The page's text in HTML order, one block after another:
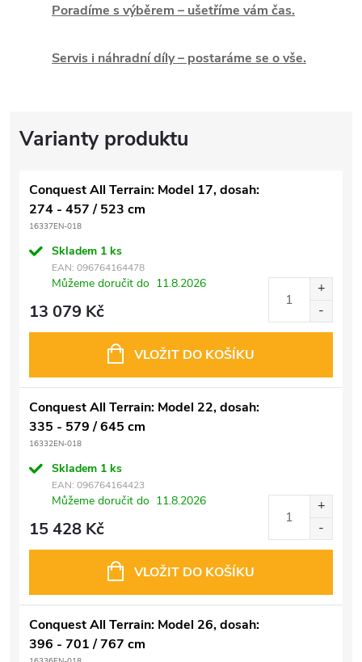
Poradíme s výběrem – ušetříme vám čas.
Servis i náhradní díly – postaráme se o vše.
Conquest All Terrain: Model 17, dosah:
274 - 457 / 523 cm
16337EN-018
Skladem 1 ks
EAN: 096764164478
Můžeme doručit do 11.8.2026
13 079 Kč
VLOŽIT DO KOŠÍKU
Conquest All Terrain: Model 22, dosah:
335 - 579 / 645 cm
16332EN-018
Skladem 1 ks
EAN: 096764164423
Můžeme doručit do 11.8.2026
15 428 Kč
VLOŽIT DO KOŠÍKU
Conquest All Terrain: Model 26, dosah:
396 - 701 / 767 cm